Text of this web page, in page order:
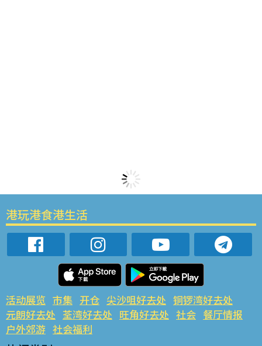
港玩港食港生活
活动展览 市集 开仓 尖沙咀好去处 铜锣湾好去处
元朗好去处 荃湾好去处 旺角好去处 社会 餐厅情报
户外郊游 社会福利